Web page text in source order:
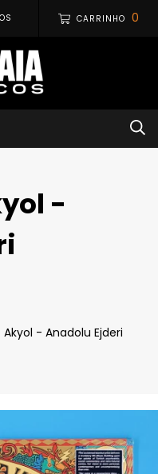
CARRINHO 0
-
Akyol - Anadolu Ejderi